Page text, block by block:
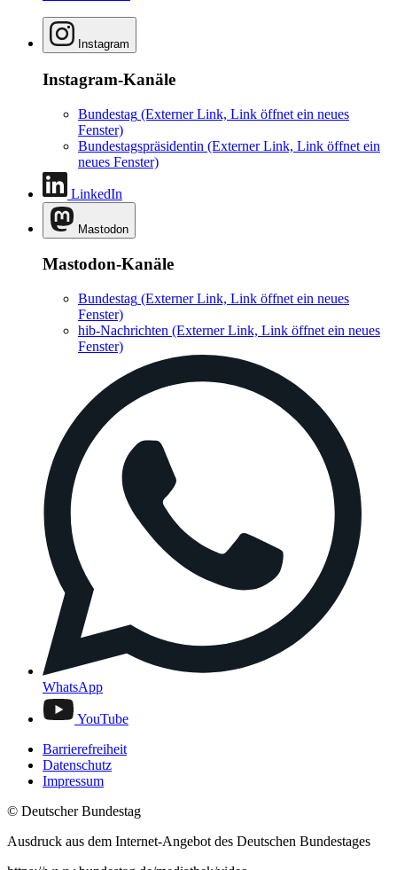
Instagram
Instagram-Kanäle
Bundestag (Externer Link, Link öffnet ein neues
Fenster)
Bundestagspräsidentin (Externer Link, Link öffnet ein
neues Fenster)
LinkedIn
Mastodon
Mastodon-Kanäle
Bundestag (Externer Link, Link öffnet ein neues
Fenster)
hib-Nachrichten (Externer Link, Link öffnet ein neues
Fenster)
WhatsApp
YouTube
Barrierefreiheit
Datenschutz
Impressum
© Deutscher Bundestag
Ausdruck aus dem Internet-Angebot des Deutschen Bundestages